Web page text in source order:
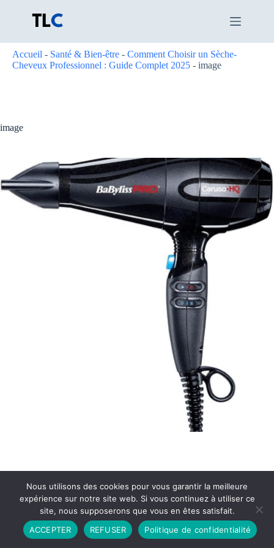
Accueil - Santé & Bien-être - Comment Choisir un Sèche-
Cheveux Professionnel : Guide Complet 2025 - image
image
Partenariat Contact
Politique de Confidentialité
CGU
Copyright © 2026 - Propulsé par DIEUDUDIABLE
Nous utilisons des cookies pour vous garantir la meilleure
expérience sur notre site web. Si vous continuez à utiliser ce
site, nous supposerons que vous en êtes satisfait.
ACCEPTER
REFUSER Politique de confidentialité